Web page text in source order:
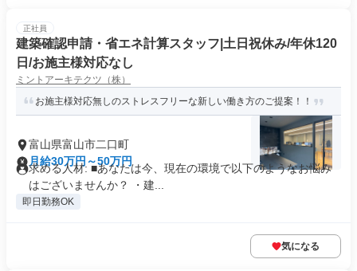
正社員
建築確認申請・省エネ計算スタッフ|土日祝休み/年休120
日/お施主様対応なし
ミントアーキテクツ（株）
お施主様対応無しのストレスフリーな新しい働き方のご提案！！
富山県富山市二口町
月給30万円～50万円
求める人材: ■あなたは今、現在の環境で以下のようなお悩み
はございませんか？ ・建...
即日勤務OK
気になる